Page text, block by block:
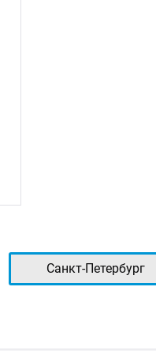
Санкт-Петербург